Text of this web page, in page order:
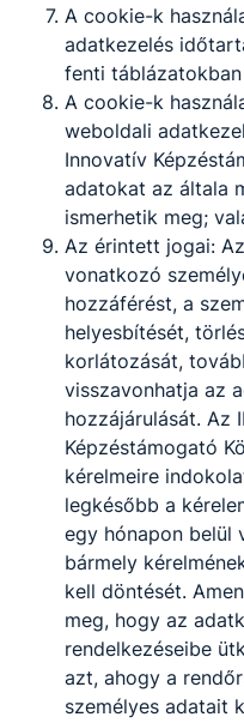
Elolvasom
A tisztelet hangján
Surányiban
A műsorban versekkel,
mozgáselemekkel
napoknak az
magyar történelem, a
azóta is.
Elolvasom
A cookie-k
adatkezelés
fenti
A cookie-k
weboldali
Innovatív
adatokat az általa
ismerhetik meg;
Az érintett jogai:
vonatkozó
hozzáférést, a
helyesbítését,
korlátozását,
visszavonhatja az
hozzájárulását. Az
Képzéstámogató
kérelmeire
legkésőbb a
egy hónapon belül
bármely
kell döntését.
meg, hogy az
rendelkezéseibe
azt, ahogy a
személyes adatait